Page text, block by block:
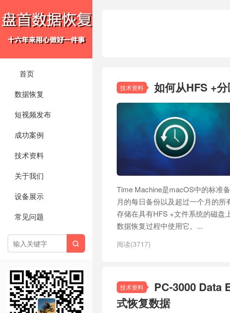
首页
数据恢复
短视频发布
成功案例
技术资料
关于我们
设备展示
常见问题

技术资料 如何从HFS +
Time Machine是macOS中的标准
月的每日备份以及超过一个月的
存储在具有HFS +文件系统的磁盘
数据恢复过程中使用它。...
阅读(3717)
技术资料
PC-3000 Data
式恢复数据